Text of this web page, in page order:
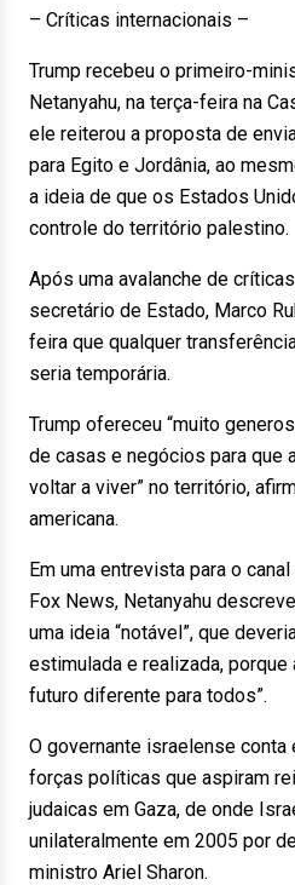
– Críticas internacionais –
Trump recebeu o primeiro-
Netanyahu, na terça-feira na
ele reiterou a proposta de
para Egito e Jordânia, ao
a ideia de que os Estados
controle do território palestino.
Após uma avalanche de
secretário de Estado, Marco
feira que qualquer
seria temporária.
Trump ofereceu “muito
de casas e negócios para que
voltar a viver” no território,
americana.
Em uma entrevista para o
Fox News, Netanyahu
uma ideia “notável”, que
estimulada e realizada, porque
futuro diferente para todos”.
O governante israelense
forças políticas que aspiram
judaicas em Gaza, de onde
unilateralmente em 2005 por
ministro Ariel Sharon.